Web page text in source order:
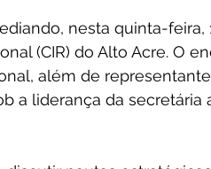
nesta quinta-feira,
(CIR) do Alto Acre. O
além de
a liderança da